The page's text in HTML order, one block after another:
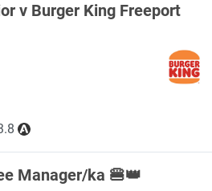
v Burger King Freeport
Manager/ka 🍔👑